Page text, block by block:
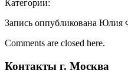
Категории:
Запись оппубликована Юлия
Comments are closed here.
Контакты г. Москва